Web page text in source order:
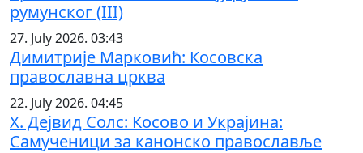
румунског (III)
27. July 2026. 03:43
Димитрије Марковић: Косовска
православна црква
22. July 2026. 04:45
Х. Дејвид Солс: Косово и Украјина:
Самученици за канонско православље